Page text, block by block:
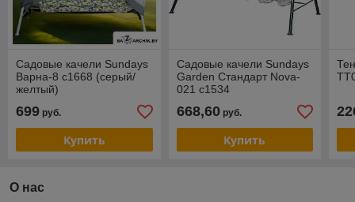
Садовые качели Sundays
Варна-8 с1668 (серый/
желтый)
699 руб.
Купить
Садовые качели Sundays
Garden Стандарт Nova-
021 с1534
668,60руб.
Купить
О нас